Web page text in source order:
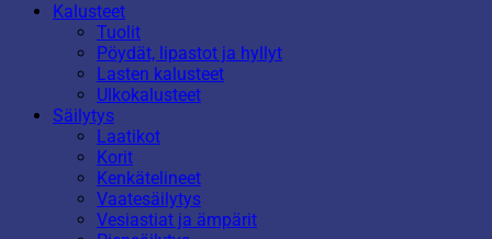
Kalusteet
Tuolit
Pöydät, lipastot ja hyllyt
Lasten kalusteet
Ulkokalusteet
Säilytys
Laatikot
Korit
Kenkätelineet
Vaatesäilytys
Vesiastiat ja ämpärit